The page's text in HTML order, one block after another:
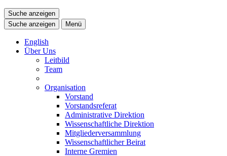
Suche anzeigen
Suche anzeigen
Menü
English
Über Uns
Leitbild
Team
Organisation
Vorstand
Vorstandsreferat
Administrative Direktion
Wissenschaftliche Direktion
Mitgliederversammlung
Wissenschaftlicher Beirat
Interne Gremien